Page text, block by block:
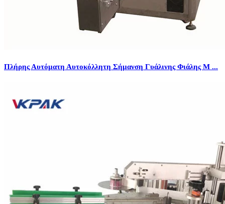
Πλήρης Αυτόματη Αυτοκόλλητη Σήμανση Γυάλινης Φιάλης Μ ...